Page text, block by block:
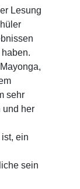
Lesung
sehr
und her
ein
sein